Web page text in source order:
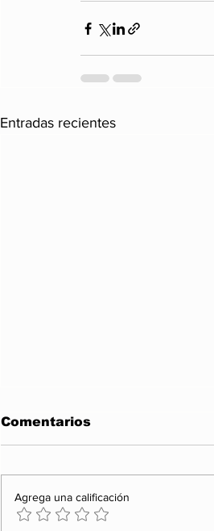
Entradas recientes
Comentarios
Agrega una calificación